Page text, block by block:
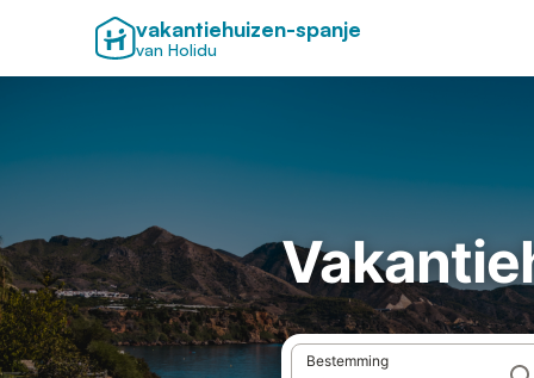
vakantiehuizen-spanje
van Holidu
Bestemming